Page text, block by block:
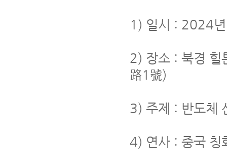
1) 일시 : 2024
2) 장소 : 북경 힐
路1號)
3) 주제 : 반도체
4) 연사 : 중국 칭